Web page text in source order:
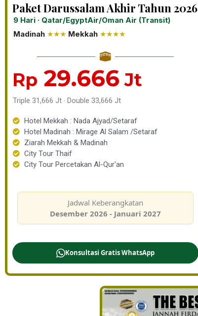
Paket Darussalam Akhir Tahun 2026
9 Hari · Qatar/EgyptAir/Oman Air (Transit)
Madinah ★★★ Mekkah ★★★★
Rp 29.666 Jt
Triple 31,666 Jt · Double 33,666 Jt
Hotel Mekkah : Nada Ajyad/Setaraf
Hotel Madinah : Mirage Al Salam /Setaraf
Ziarah Mekkah & Madinah
City Tour Thaif
City Tour Percetakan Al-Qur'an
Jadwal Keberangkatan
Desember 2026 - Januari 2027
Konsultasi Gratis WhatsApp